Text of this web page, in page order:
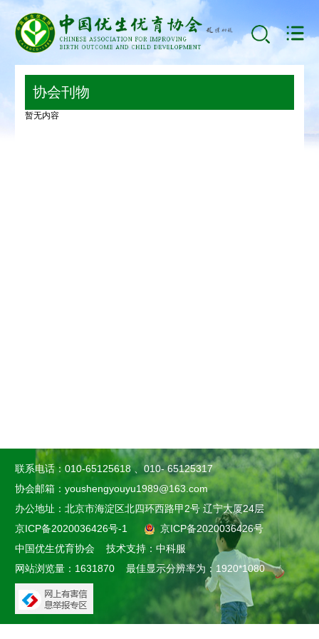
协会刊物
暂无内容
联系电话：010-65125618 、010- 65125317
协会邮箱：youshengyouyu1989@163.com
办公地址：北京市海淀区北四环西路甲2号 辽宁大厦24层
京ICP备2020036426号-1
京ICP备2020036426号
中国优生优育协会 技术支持：中科服
网站浏览量： 1631870 最佳显示分辨率为：1920*1080